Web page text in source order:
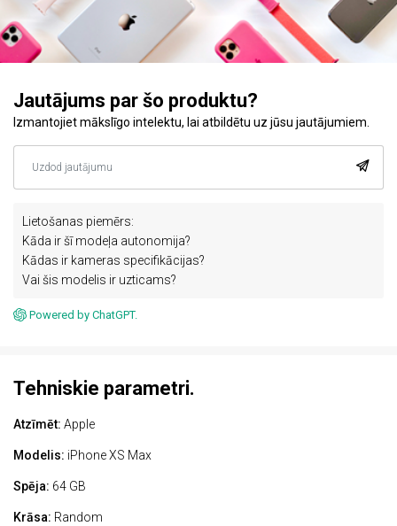
Jautājums par šo produktu?
Izmantojiet mākslīgo intelektu, lai atbildētu uz jūsu jautājumiem.
Lietošanas piemērs:
Kāda ir šī modeļa autonomija?
Kādas ir kameras specifikācijas?
Vai šis modelis ir uzticams?
Powered by ChatGPT.
Tehniskie parametri.
Atzīmēt: Apple
Modelis: iPhone XS Max
Spēja: 64 GB
Krāsa: Random